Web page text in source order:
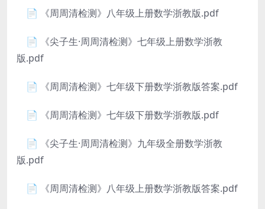
📄 《周周清检测》八年级上册数学浙教版.pdf
📄 《尖子生·周周清检测》七年级上册数学浙教
版.pdf
📄 《周周清检测》七年级下册数学浙教版答案.pdf
📄 《周周清检测》七年级下册数学浙教版.pdf
📄 《尖子生·周周清检测》九年级全册数学浙教
版.pdf
📄 《周周清检测》八年级上册数学浙教版答案.pdf